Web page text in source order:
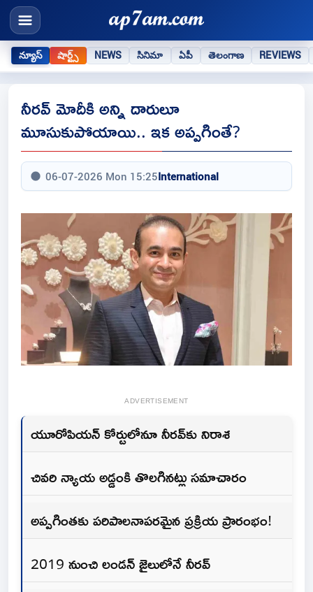
న్యూస్ షార్ట్స్ NEWS సినిమా ఏపీ తెలంగాణ REVIEWS
నీరవ్‌ మోదీకి అన్ని దారులూ
మూసుకుపోయాయి.. ఇక అప్పగింతే?
06-07-2026 Mon 15:25International
ADVERTISEMENT
యూరోపియన్‌ కోర్టులోనూ నీరవ్‌కు నిరాశ
చివరి న్యాయ అడ్డంకి తొలగినట్లు సమాచారం
అప్పగింతకు పరిపాలనాపరమైన ప్రక్రియ ప్రారంభం!
2019 నుంచి లండన్‌ జైలులోనే నీరవ్‌